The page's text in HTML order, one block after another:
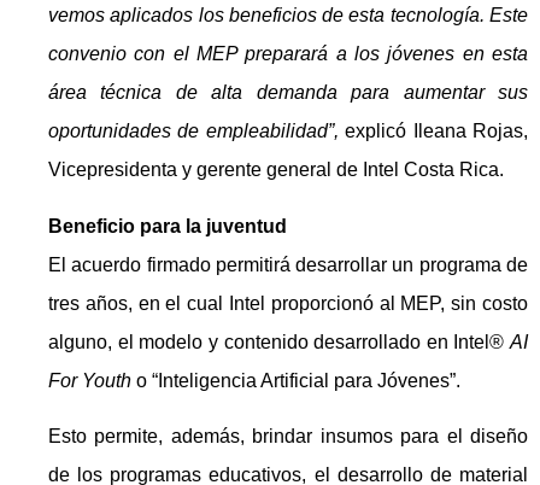
vemos aplicados los beneficios de esta tecnología. Este
convenio con el MEP preparará a los jóvenes en esta
área técnica de alta demanda para aumentar sus
oportunidades de empleabilidad”,explicó Ileana Rojas,
Vicepresidenta y gerente general de Intel Costa Rica.
Beneficio para la juventud
El acuerdo firmado permitirá desarrollar un programa de
tres años, en el cual Intel proporcionó al MEP, sin costo
alguno, el modelo y contenido desarrollado en Intel® AI
For Youth o “Inteligencia Artificial para Jóvenes”.
Esto permite, además, brindar insumos para el diseño
de los programas educativos, el desarrollo de material